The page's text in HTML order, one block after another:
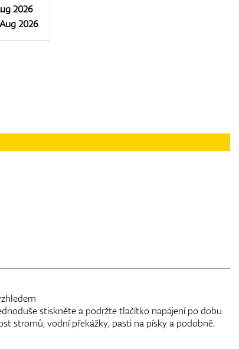
2026
2026
stiskněte a podržte tlačítko napájení po dobu
stromů, vodní překážky, pasti na písky a podobně.